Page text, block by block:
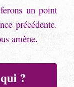
un point
précédente.
amène.
?